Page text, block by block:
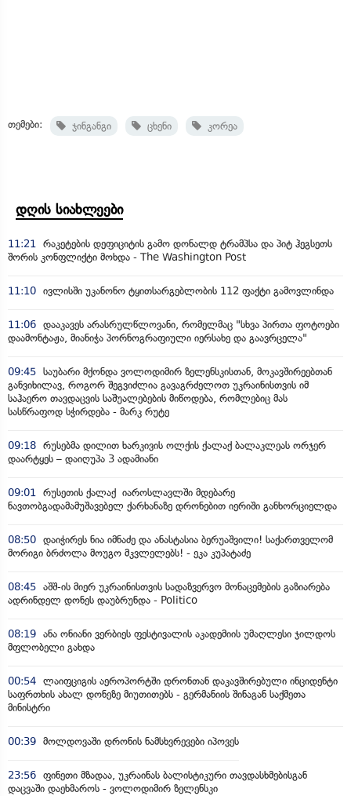
თემები: ჯინგანგი ცხენი კორეა
დღის სიახლეები
11:21 რაკეტების დეფიციტის გამო დონალდ ტრამპსა და პიტ ჰეგსეთს
შორის კონფლიქტი მოხდა - The Washington Post
11:10 ივლისში უკანონო ტყითსარგებლობის 112 ფაქტი გამოვლინდა
11:06 დააკავეს არასრულწლოვანი, რომელმაც "სხვა პირთა ფოტოები
დაამონტაჟა, მიანიჭა პორნოგრაფიული იერსახე და გაავრცელა"
09:45 საუბარი მქონდა ვოლოდიმირ ზელენსკისთან, მოკავშირეებთან
განვიხილავ, როგორ შეგვიძლია გავაგრძელოთ უკრაინისთვის იმ
საჰაერო თავდაცვის საშუალებების მიწოდება, რომლებიც მას
სასწრაფოდ სჭირდება - მარკ რუტე
09:18 რუსებმა დილით ხარკივის ოლქის ქალაქ ბალაკლეას ორჯერ
დაარტყეს – დაიღუპა 3 ადამიანი
09:01 რუსეთის ქალაქ იაროსლავლში მდებარე
ნავთობგადამამუშავებელ ქარხანაზე დრონებით იერიში განხორციელდა
08:50 დაიჭირეს ნია იმნაძე და ანასტასია ბერუაშვილი! საქართველომ
მორიგი ბრძოლა მოუგო მკვლელებს! - ეკა კუპატაძე
08:45 აშშ-ის მიერ უკრაინისთვის სადაზვერვო მონაცემების გაზიარება
ადრინდელ დონეს დაუბრუნდა - Politico
08:19 ანა ონიანი ვერბიეს ფესტივალის აკადემიის უმაღლესი ჯილდოს
მფლობელი გახდა
00:54 ლაიფციგის აეროპორტში დრონთან დაკავშირებული ინციდენტი
საფრთხის ახალ დონეზე მიუთითებს - გერმანიის შინაგან საქმეთა
მინისტრი
00:39 მოლდოვაში დრონის ნამსხვრევები იპოვეს
23:56 ფინეთი მზადაა, უკრაინას ბალისტიკური თავდასხმებისგან
დაცვაში დაეხმაროს - ვოლოდიმირ ზელენსკი